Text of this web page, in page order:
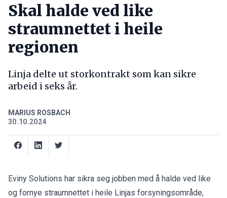
Skal halde ved like
straumnettet i heile
regionen
Linja delte ut storkontrakt som kan sikre
arbeid i seks år.
MARIUS ROSBACH
30.10.2024
Eviny Solutions har sikra seg jobben med å halde ved like
og fornye straumnettet i heile Linjas forsyningsområde,